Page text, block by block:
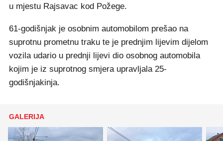
u mjestu Rajsavac kod Požege.
61-godišnjak je osobnim automobilom prešao na
suprotnu prometnu traku te je prednjim lijevim dijelom
vozila udario u prednji lijevi dio osobnog automobila
kojim je iz suprotnog smjera upravljala 25-
godišnjakinja.
GALERIJA